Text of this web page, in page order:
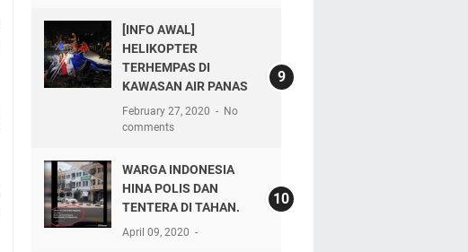
[INFO AWAL]
HELIKOPTER
TERHEMPAS DI
KAWASAN AIR PANAS
February 27, 2020
No
comments
WARGA INDONESIA
HINA POLIS DAN
TENTERA DI TAHAN.
April 09, 2020